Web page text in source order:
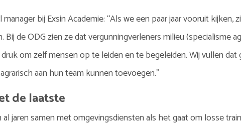
bij Exsin Academie: “Als we een paar jaar vooruit kijken,
Bij de ODG zien ze dat vergunningverleners milieu (specialisme
om zelf mensen op te leiden en te begeleiden. Wij vullen dat
aan hun team kunnen toevoegen.”
de laatste
al jaren samen met omgevingsdiensten als het gaat om losse